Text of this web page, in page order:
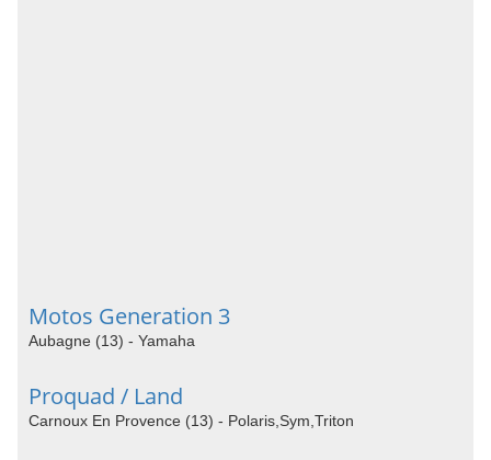
Motos Generation 3
Aubagne (13) - Yamaha
Proquad / Land
Carnoux En Provence (13) - Polaris,Sym,Triton